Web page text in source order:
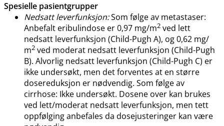
Spesielle pasientgrupper
Nedsatt leverfunksjon:Som følge av metastaser:
Anbefalt eribulindose er 0,97 mg​​/​​m2 ved lett
nedsatt leverfunksjon (Child-Pugh A), og 0,62 mg​​/​​
m2 ved moderat nedsatt leverfunksjon (Child-Pugh
B). Alvorlig nedsatt leverfunksjon (Child-Pugh C) er
ikke undersøkt, men det forventes at en større
dosereduksjon er nødvendig. Som følge av
cirrhose: Ikke undersøkt. Dosene over kan brukes
ved lett​/​moderat nedsatt leverfunksjon, men tett
oppfølging anbefales da dosejusteringer kan være